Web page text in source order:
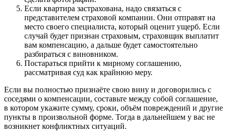
Если квартира застрахована, надо связаться с
представителем страховой компании. Они отправят на
место своего специалиста, который оценит ущерб. Если
случай будет признан страховым, страховщик выплатит
вам компенсацию, а дальше будет самостоятельно
разбираться с виновником.
Постараться прийти к мирному соглашению,
рассматривая суд как крайнюю меру.
Если вы полностью признаёте свою вину и договорились с
соседями о компенсации, составьте между собой соглашение,
в котором укажите сумму, сроки, объём повреждений и другие
пункты в произвольной форме. Тогда в дальнейшем у вас не
возникнет конфликтных ситуаций.